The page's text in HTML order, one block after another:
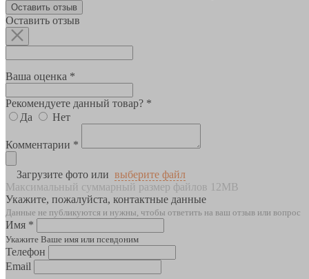
Оставить отзыв
Оставить отзыв
Ваша оценка *
Рекомендуете данный товар? *
Да
Нет
Комментарии *
Загрузите фото или выберите файл
Максимальный суммарный размер файлов 12MB
Укажите, пожалуйста, контактные данные
Данные не публикуются и нужны, чтобы ответить на ваш отзыв или вопрос
Имя *
Укажите Ваше имя или псевдоним
Телефон
Email